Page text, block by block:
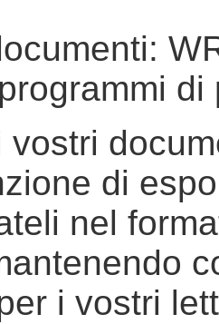
vostri
di
nel
i vostri